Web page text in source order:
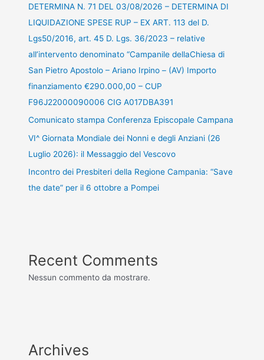
DETERMINA N. 71 DEL 03/08/2026 – DETERMINA DI
LIQUIDAZIONE SPESE RUP – EX ART. 113 del D.
Lgs50/2016, art. 45 D. Lgs. 36/2023 – relative
all’intervento denominato “Campanile dellaChiesa di
San Pietro Apostolo – Ariano Irpino – (AV) Importo
finanziamento €290.000,00 – CUP
F96J22000090006 CIG A017DBA391
Comunicato stampa Conferenza Episcopale Campana
VI^ Giornata Mondiale dei Nonni e degli Anziani (26
Luglio 2026): il Messaggio del Vescovo
Incontro dei Presbiteri della Regione Campania: “Save
the date” per il 6 ottobre a Pompei
Recent Comments
Nessun commento da mostrare.
Archives